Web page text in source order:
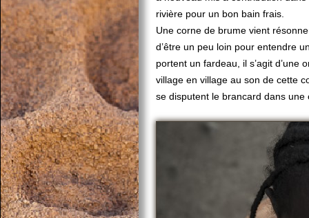
rivière pour un bon bain frais.
Une corne de brume vient
d’être un peu loin pour entendre
portent un fardeau, il s’agit
village en village au son de cette
se disputent le brancard dans